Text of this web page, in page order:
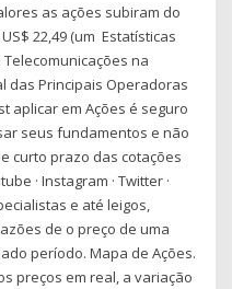
as ações subiram do
22,49 (um Estatísticas
na
das Principais Operadoras
aplicar em Ações é seguro
seus fundamentos e não
curto prazo das cotações
· Instagram · Twitter ·
e até leigos,
de o preço de uma
período. Mapa de Ações.
preços em real, a variação